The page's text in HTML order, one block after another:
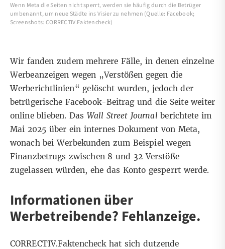
Wenn Meta die Seiten nicht sperrt, werden sie häufig durch die Betrüger
umbenannt, um neue Städte ins Visier zu nehmen (Quelle: Facebook;
Screenshots: CORRECTIV.Faktencheck)
Wir fanden zudem mehrere Fälle, in denen einzelne
Werbeanzeigen wegen „Verstößen gegen die
Werberichtlinien“ gelöscht wurden, jedoch der
betrügerische Facebook-Beitrag und die Seite weiter
online blieben. Das Wall Street Journal berichtete im
Mai 2025 über ein internes Dokument von Meta,
wonach bei Werbekunden zum Beispiel wegen
Finanzbetrugs zwischen 8 und 32 Verstöße
zugelassen würden, ehe das Konto gesperrt werde.
Informationen über
Werbetreibende? Fehlanzeige.
CORRECTIV.Faktencheck hat sich dutzende